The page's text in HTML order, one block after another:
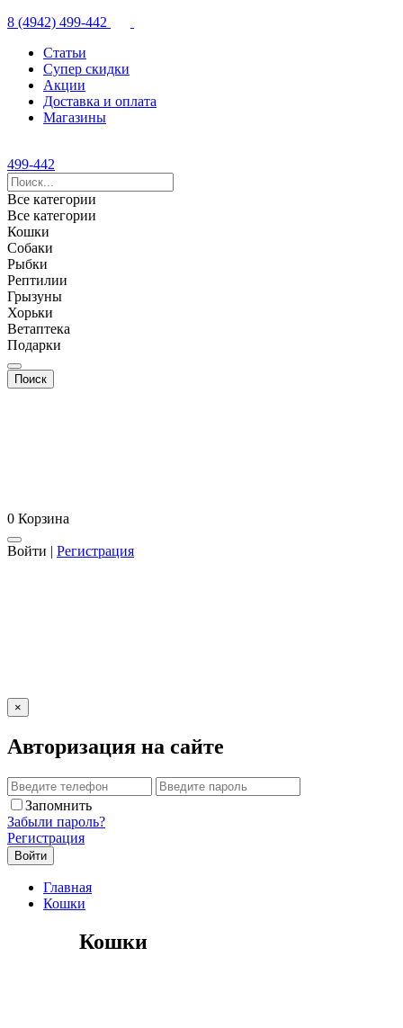
8 (4942) 499-442
Статьи
Супер скидки
Акции
Доставка и оплата
Магазины
499-442
Все категории
Все категории
Кошки
Собаки
Рыбки
Рептилии
Грызуны
Хорьки
Ветаптека
Подарки
0 Корзина
Войти | Регистрация
×
Авторизация на сайте
Запомнить
Забыли пароль?
Регистрация
Главная
Кошки
Кошки